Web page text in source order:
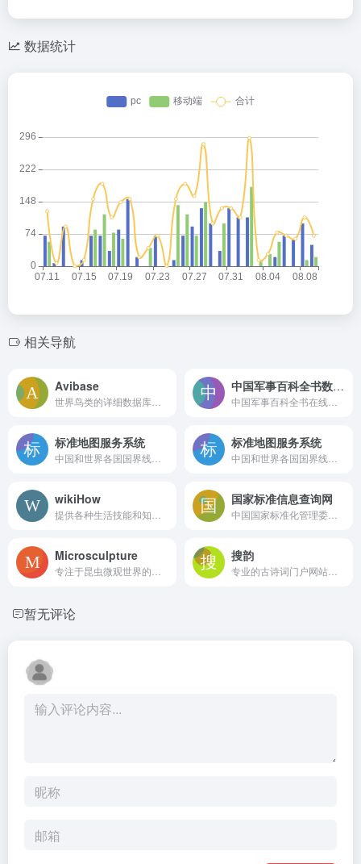
数据统计
相关导航
Avibase 中国军事百科全书数据库
标准地图服务系统 标准地图服务系统
wikiHow 国家标准信息查询网
Microsculpture 搜韵
暂无评论